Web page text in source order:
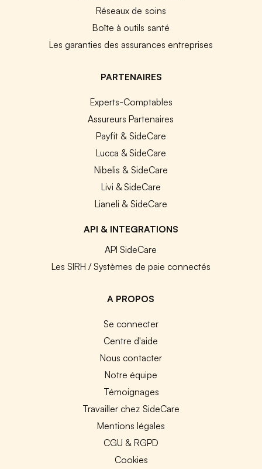
Réseaux de soins
Boîte à outils santé
Les garanties des assurances entreprises
PARTENAIRES
Experts-Comptables
Assureurs Partenaires
Payfit & SideCare
Lucca & SideCare
Nibelis & SideCare
Livi & SideCare
Lianeli & SideCare
API & INTEGRATIONS
API SideCare
Les SIRH / Systèmes de paie connectés
A PROPOS
Se connecter
Centre d'aide
Nous contacter
Notre équipe
Témoignages
Travailler chez SideCare
Mentions légales
CGU & RGPD
Cookies